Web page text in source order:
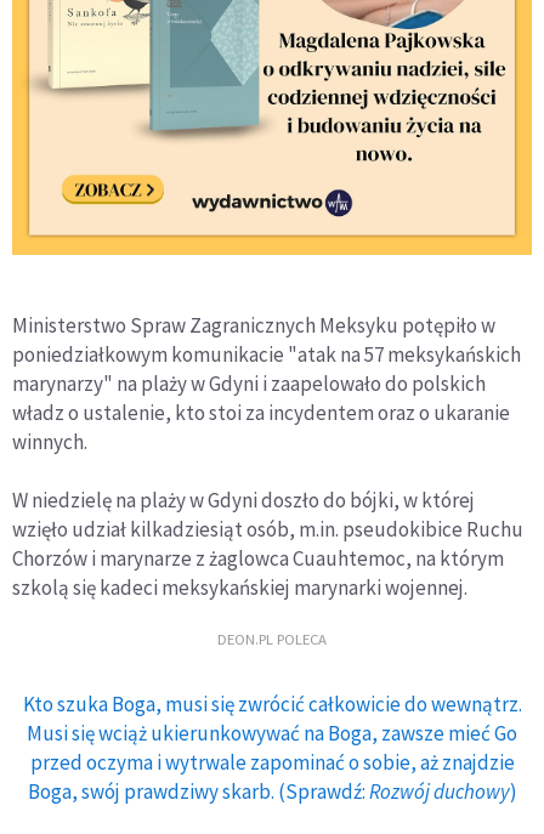
Ministerstwo Spraw Zagranicznych Meksyku potępiło w
poniedziałkowym komunikacie "atak na 57 meksykańskich
marynarzy" na plaży w Gdyni i zaapelowało do polskich
władz o ustalenie, kto stoi za incydentem oraz o ukaranie
winnych.
W niedzielę na plaży w Gdyni doszło do bójki, w której
wzięło udział kilkadziesiąt osób, m.in. pseudokibice Ruchu
Chorzów i marynarze z żaglowca Cuauhtemoc, na którym
szkolą się kadeci meksykańskiej marynarki wojennej.
DEON.PL POLECA
Kto szuka Boga, musi się zwrócić całkowicie do wewnątrz.
Musi się wciąż ukierunkowywać na Boga, zawsze mieć Go
przed oczyma i wytrwale zapominać o sobie, aż znajdzie
Boga, swój prawdziwy skarb. (Sprawdź:Rozwój duchowy)